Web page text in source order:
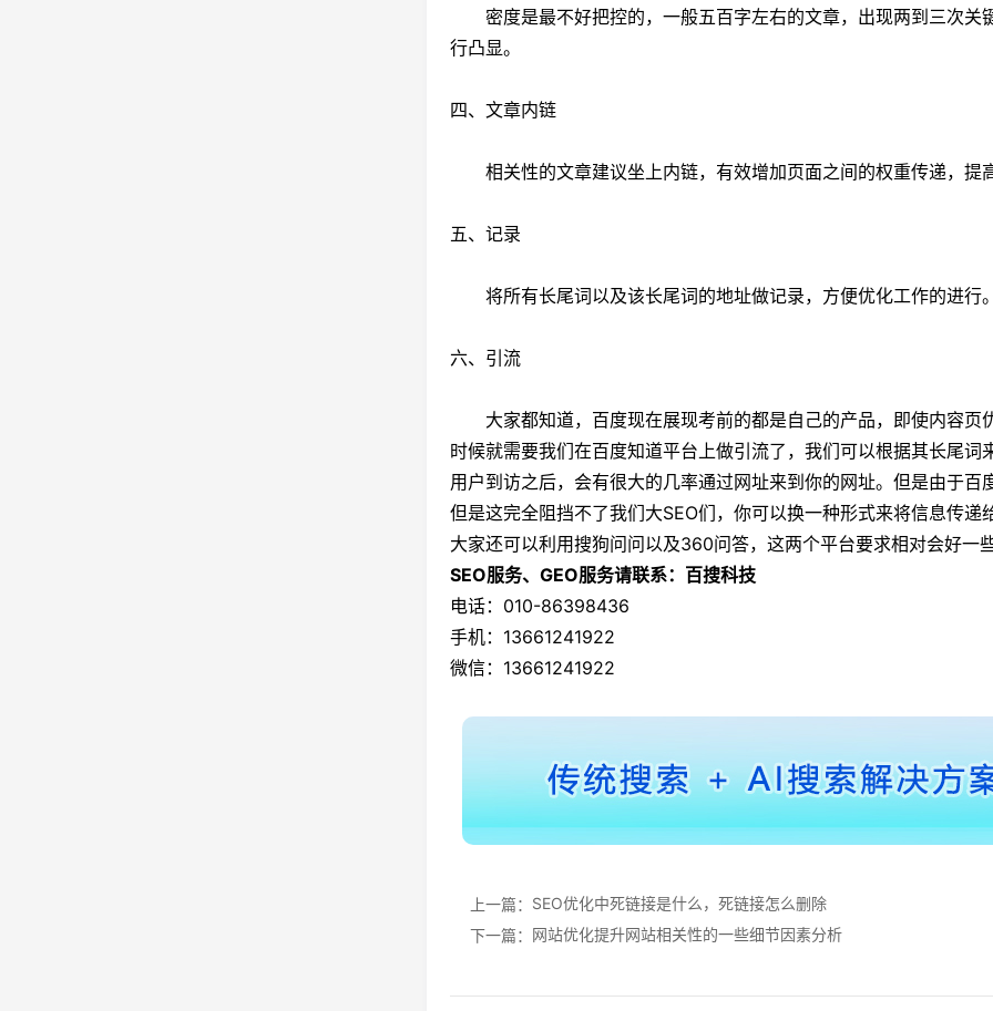
密度是最不好把控的，一般五百字左右的文章，出现两到三次关
行凸显。
四、文章内链
相关性的文章建议坐上内链，有效增加页面之间的权重传递，提
五、记录
将所有长尾词以及该长尾词的地址做记录，方便优化工作的进行
六、引流
大家都知道，百度现在展现考前的都是自己的产品，即使内容页
时候就需要我们在百度知道平台上做引流了，我们可以根据其长尾
用户到访之后，会有很大的几率通过网址来到你的网址。但是由于
但是这完全阻挡不了我们大SEO们，你可以换一种形式来将信息传
大家还可以利用搜狗问问以及360问答，这两个平台要求相对会好一
SEO服务、GEO服务请联系：百搜科技
电话：010-86398436
手机：13661241922
微信：13661241922
上一篇： SEO优化中死链接是什么，死链接怎么删除
下一篇： 网站优化提升网站相关性的一些细节因素分析